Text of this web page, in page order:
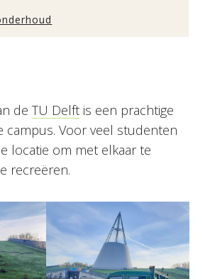
deTU Delft is een prachtige
campus. Voor veel studenten
locatie om met elkaar te
recreëren.